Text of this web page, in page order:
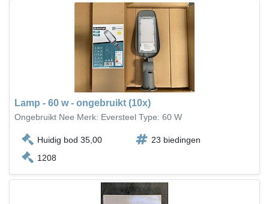
Lamp - 60 w - ongebruikt (10x)
Ongebruikt Nee Merk: Eversteel Type: 60 W
Huidig bod 35,00
23 biedingen
1208